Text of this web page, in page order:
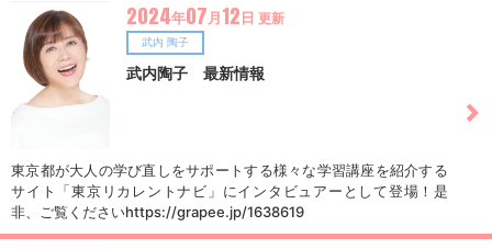
2024年07 月12日 更新
武内 陶子
武内陶子 最新情報
東京都が大人の学び直しをサポートする様々な学習講座を紹介する
サイト「東京リカレントナビ」にインタビュアーとして登場！是
非、ご覧くださいhttps://grapee.jp/1638619